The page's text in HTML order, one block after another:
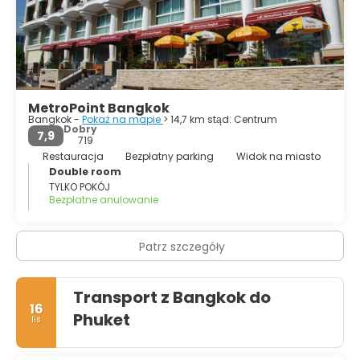
wrażenie, że trafiło się do wielkiego kotła. Na szczęście już
po krótkiej chwili każdy odnajduje tu coś dla siebie - jedni
zwiedzają, drudzy korzystają z wszechobecnych masaży,
a jeszcze inni delektują się pyszną, tajską kuchnią bądź
oddają się zakupom na licznych targowiskach. Jednym
słowem Bangkok to azjatyckie Las Vegas, o którym długo
MetroPoint Bangkok
Bangkok - Pokaż na mapie > 14,7 km stąd: Centrum
7,9
Dobry
719
Restauracja
Bezpłatny parking
Widok na miasto
Double room
TYLKO POKÓJ
Bezpłatne anulowanie
Patrz szczegóły
16
lis
Transport z Bangkok do
Phuket